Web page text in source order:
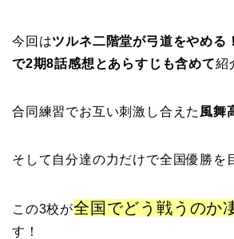
今回はツルネ二階堂が弓道をやめる
で2期8話感想とあらすじも含めて紹
合同練習でお互い刺激し合えた 風舞
そして自分達の力だけで全国優勝を
この3校が全国でどう戦うのか
す！